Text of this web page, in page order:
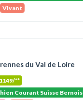
Vivant
du Val de Loire
**
Courant Suisse Bernois